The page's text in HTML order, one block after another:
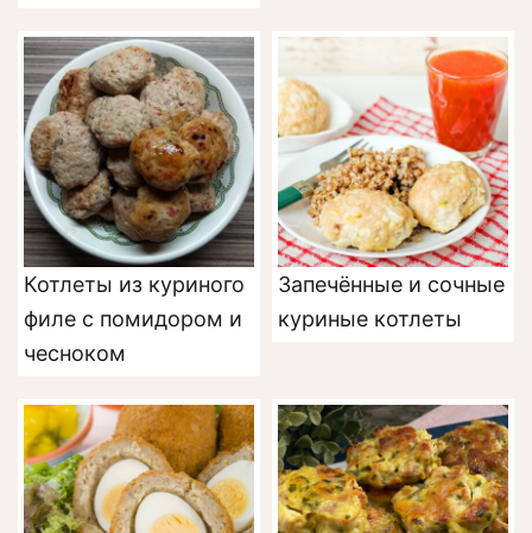
Котлеты из куриного
филе с помидором и
чесноком
Запечённые и сочные
куриные котлеты